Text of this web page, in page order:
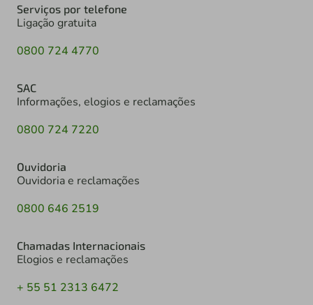
Serviços por telefone
Ligação gratuita
0800 724 4770
SAC
Informações, elogios e reclamações
0800 724 7220
Ouvidoria
Ouvidoria e reclamações
0800 646 2519
Chamadas Internacionais
Elogios e reclamações
+ 55 51 2313 6472